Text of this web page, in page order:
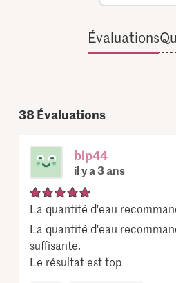
Évaluations
38Évaluations
bip44
il y a 3 ans
La quantité d'eau
La quantité d'eau
suffisante.
Le résultat est top